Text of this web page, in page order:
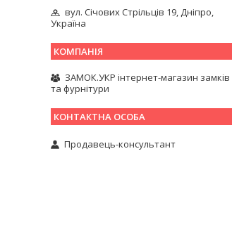
вул. Січових Стрільців 19, Дніпро,
Україна
ЗАМОК.УКР інтернет-магазин замків
та фурнітури
Продавець-консультант